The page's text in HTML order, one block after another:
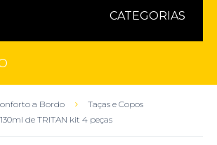
CATEGORIAS
a Bordo
Taças e Copos
de TRITAN kit 4 peças